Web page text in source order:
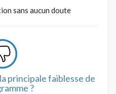
sans aucun doute
principale faiblesse de
?